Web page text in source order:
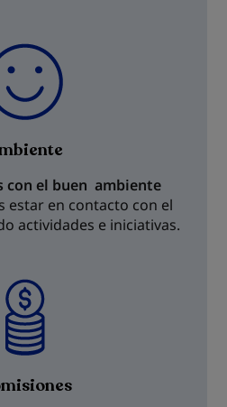
con el buen ambiente
estar en contacto con el
actividades e iniciativas.